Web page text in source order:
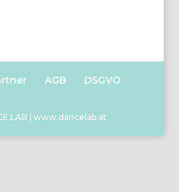
AGB DSGVO
| www.dancelab.at